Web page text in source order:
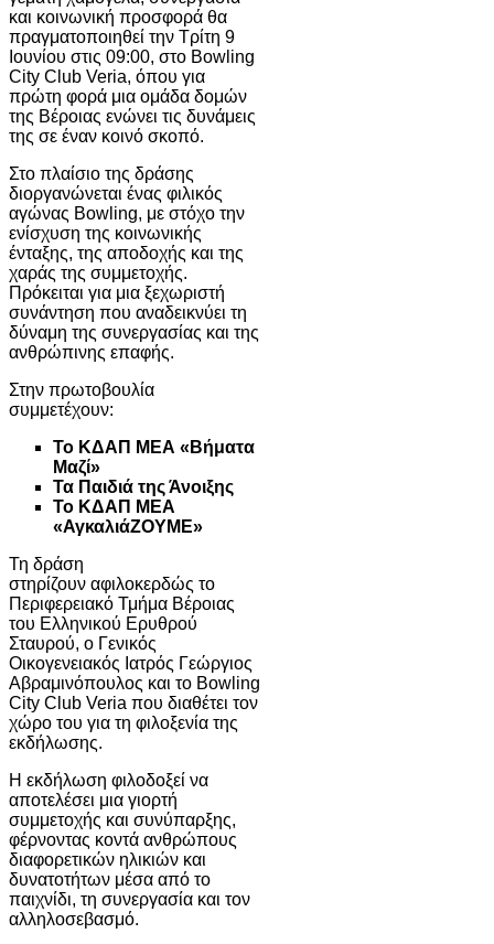
και κοινωνική προσφορά θα
πραγματοποιηθεί την Τρίτη 9
Ιουνίου στις 09:00, στο Bowling
City Club Veria, όπου για
πρώτη φορά μια ομάδα δομών
της Βέροιας ενώνει τις δυνάμεις
της σε έναν κοινό σκοπό.
Στο πλαίσιο της δράσης
διοργανώνεται ένας φιλικός
αγώνας Bowling, με στόχο την
ενίσχυση της κοινωνικής
ένταξης, της αποδοχής και της
χαράς της συμμετοχής.
Πρόκειται για μια ξεχωριστή
συνάντηση που αναδεικνύει τη
δύναμη της συνεργασίας και της
ανθρώπινης επαφής.
Στην πρωτοβουλία
συμμετέχουν:
Το ΚΔΑΠ ΜΕΑ «Βήματα
Μαζί»
Τα Παιδιά της Άνοιξης
Το ΚΔΑΠ ΜΕΑ
«ΑγκαλιάΖΟΥΜΕ»
Τη δράση
στηρίζουν αφιλοκερδώς το
Περιφερειακό Τμήμα Βέροιας
του Ελληνικού Ερυθρού
Σταυρού, ο Γενικός
Οικογενειακός Ιατρός Γεώργιος
Αβραμινόπουλος και το Bowling
City Club Veria που διαθέτει τον
χώρο του για τη φιλοξενία της
εκδήλωσης.
Η εκδήλωση φιλοδοξεί να
αποτελέσει μια γιορτή
συμμετοχής και συνύπαρξης,
φέρνοντας κοντά ανθρώπους
διαφορετικών ηλικιών και
δυνατοτήτων μέσα από το
παιχνίδι, τη συνεργασία και τον
αλληλοσεβασμό.